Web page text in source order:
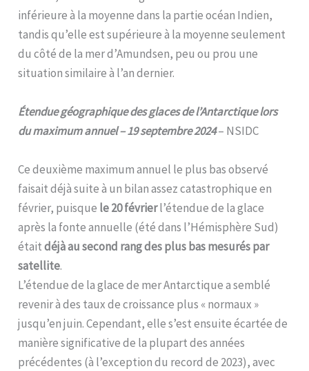
inférieure à la moyenne dans la partie océan Indien,
tandis qu’elle est supérieure à la moyenne seulement
du côté de la mer d’Amundsen, peu ou prou une
situation similaire à l’an dernier.
Étendue géographique des glaces de l’Antarctique lors
du maximum annuel – 19 septembre 2024– NSIDC
Ce deuxième maximum annuel le plus bas observé
faisait déjà suite à un bilan assez catastrophique en
février, puisque le 20 févrierl’étendue de la glace
après la fonte annuelle (été dans l’Hémisphère Sud)
étaitdéjà au second rang des plus bas mesurés par
satellite.
L’étendue de la glace de mer Antarctique a semblé
revenir à des taux de croissance plus « normaux »
jusqu’en juin. Cependant, elle s’est ensuite écartée de
manière significative de la plupart des années
précédentes (à l’exception du record de 2023), avec